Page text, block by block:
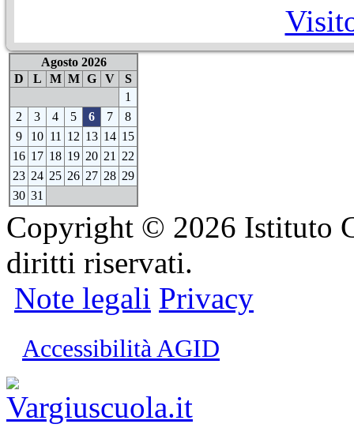
Agosto 2026
D
L M M G V
S
1
2
3 4 5 6 7
8
9
10 11 12 13 14 15
16 17 18 19 20 21 22
23 24 25 26 27 28 29
30 31
Copyright © 2026 Istituto
diritti riservati.
Note legali Privacy
Accessibilità AGID